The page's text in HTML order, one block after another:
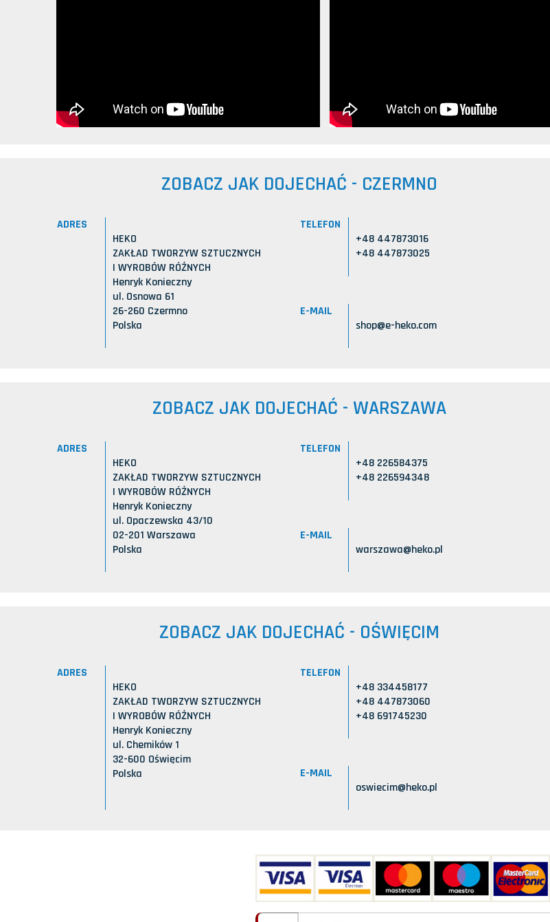
ZOBACZ JAK DOJECHAĆ - CZERMNO
ADRES
HEKO
ZAKŁAD TWORZYW SZTUCZNYCH
I WYROBÓW RÓŻNYCH
Henryk Konieczny
ul. Osnowa 61
26-260 Czermno
Polska
TELEFON
+48 447873016
+48 447873025
E-MAIL
shop@e-heko.com
ZOBACZ JAK DOJECHAĆ - WARSZAWA
ADRES
HEKO
ZAKŁAD TWORZYW SZTUCZNYCH
I WYROBÓW RÓŻNYCH
Henryk Konieczny
ul. Opaczewska 43/10
02-201 Warszawa
Polska
TELEFON
+48 226584375
+48 226594348
E-MAIL
warszawa@heko.pl
ZOBACZ JAK DOJECHAĆ - OŚWIĘCIM
ADRES
HEKO
ZAKŁAD TWORZYW SZTUCZNYCH
I WYROBÓW RÓŻNYCH
Henryk Konieczny
ul. Chemików 1
32-600 Oświęcim
Polska
TELEFON
+48 334458177
+48 447873060
+48 691745230
E-MAIL
oswiecim@heko.pl